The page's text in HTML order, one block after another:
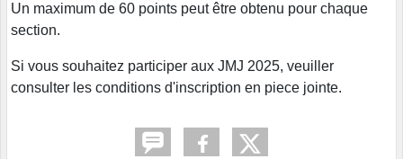
Un maximum de 60 points peut être obtenu pour chaque
section.
Si vous souhaitez participer aux JMJ 2025, veuiller
consulter les conditions d'inscription en piece jointe.